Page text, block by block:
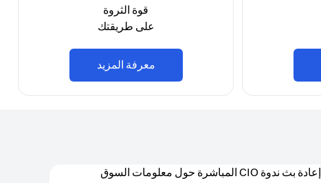
قوة الثروة
على طريقتك
معرفة المزيد